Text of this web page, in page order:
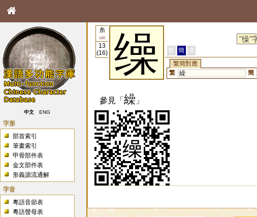
中文 ENG
字形
部首索引
筆畫索引
甲骨部件表
金文部件表
形義源流通解
字音
粵語音節表
粵語聲母表
糸
120
13
(16)
缲 繁 簡
港
繁簡對應
繁 繰 簡
參見「繰 」